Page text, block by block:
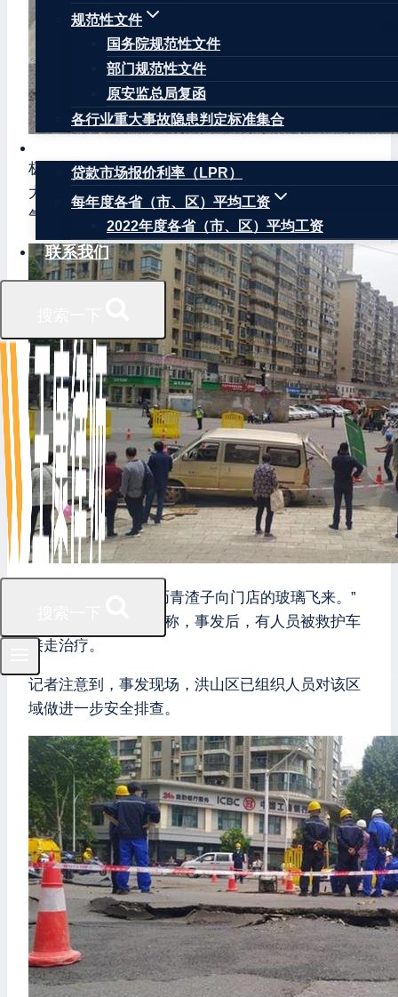
规范性文件
国务院规范性文件
部门规范性文件
原安监总局复函
各行业重大事故隐患判定标准集合
贷款市场报价利率（LPR）
每年度各省（市、区）平均工资
2022年度各省（市、区）平均工资
联系我们
极目新闻记者赶到现场后看到，现场已开始打围，
大批民警、城管人员在现场维持秩序，有身着天然
气工作服的人员在现场检测。
“爆炸声音很大，有沥青渣子向门店的玻璃飞来。”
附近一家商店的店员称，事发后，有人员被救护车
接走治疗。
记者注意到，事发现场，洪山区已组织人员对该区
域做进一步安全排查。